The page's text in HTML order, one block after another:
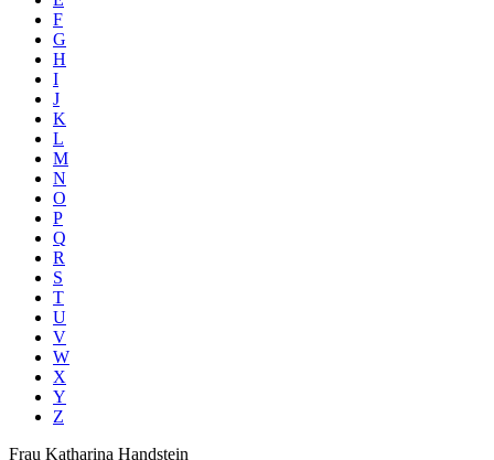
F
G
H
I
J
K
L
M
N
O
P
Q
R
S
T
U
V
W
X
Y
Z
Frau Katharina Handstein